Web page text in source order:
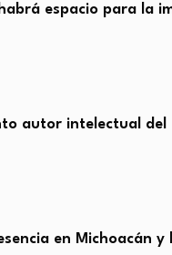
espacio para la
autor intelectual del
en Michoacán